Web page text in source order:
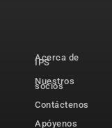
Acerca de
IPS
Nuestros
socios
Contáctenos
Apóyenos